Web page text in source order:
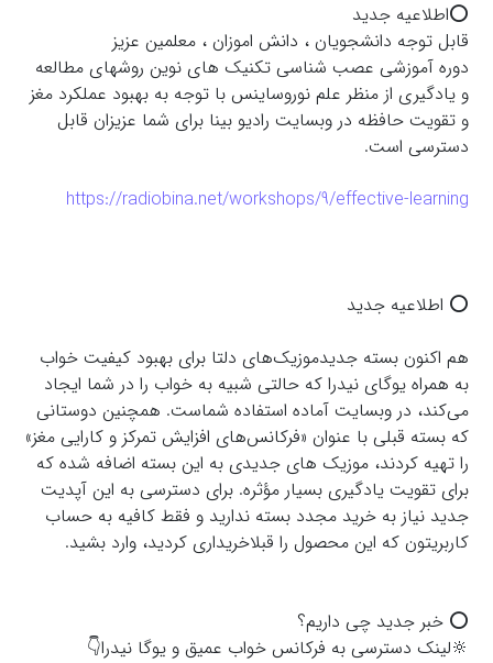
⭕️اطلاعيه جديد
قابل توجه دانشجويان ، دانش اموزان ، معلمين عزيز
دوره آموزشى عصب شناسى تكنيك هاى نوين روشهاى مطالعه
و يادگيرى از منظر علم نوروساينس با توجه به بهبود عملكرد مغز
و تقويت حافظه در وبسايت راديو بينا براى شما عزيزان قابل
دسترسى است.
https://radiobina.net/workshops/9/effective-learning
⭕️ اطلاعیه جدید
هم اکنون بسته جدیدموزیک‌های دلتا برای بهبود کیفیت خواب
به همراه یوگای نیدرا که حالتی شبیه به خواب را در شما ایجاد
می‌کند، در وبسایت آماده استفاده شماست. همچنین دوستانی
که بسته قبلی با عنوان «فرکانس‌های افزایش تمرکز و کارایی مغز»
را تهیه کردند، موزیک های جدیدی به این بسته اضافه شده که
برای تقویت یادگیری بسیار مؤثره. برای دسترسی به این آپدیت
جدید نیاز به خرید مجدد بسته ندارید و فقط کافیه به حساب
کاربریتون که این محصول را قبلاخریداری کردید، وارد بشید.
⭕️ خبر جدید چی داریم؟
🔆لينك دسترسى به فركانس خواب عميق و يوگا نيدرا👇